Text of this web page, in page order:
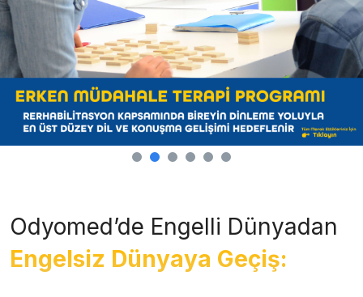
Odyomed’de Engelli Dünyadan
Engelsiz Dünyaya Geçiş: